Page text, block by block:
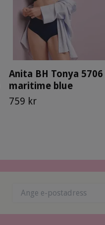
Anita BH Tonya 5706
maritime blue
759 kr